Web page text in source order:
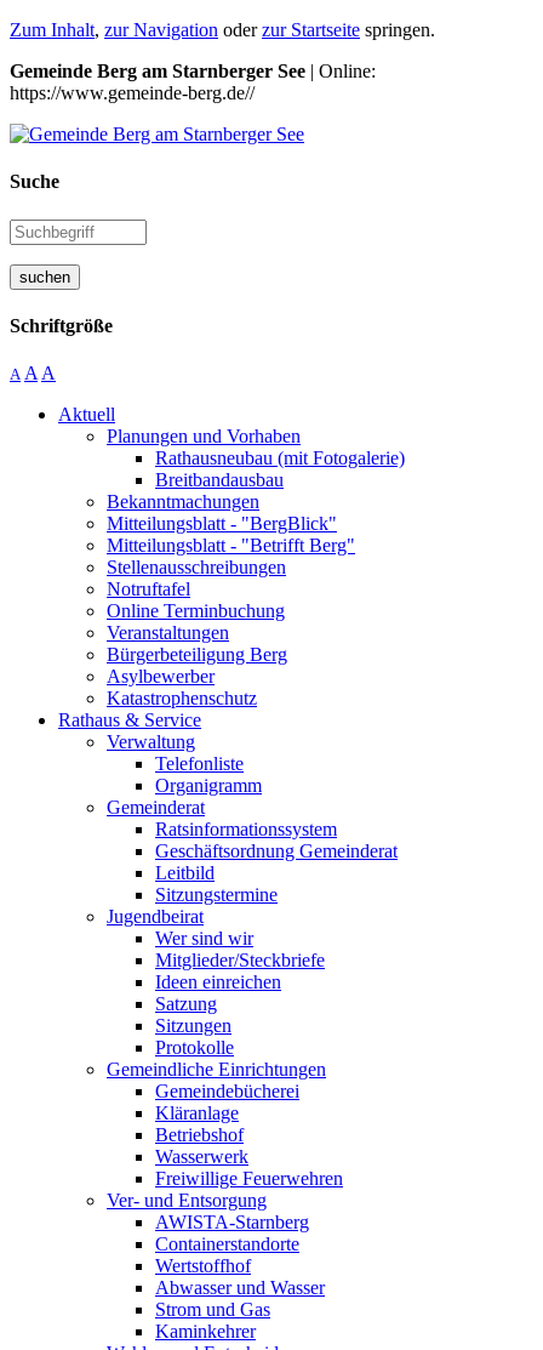
Zum Inhalt, zur Navigation oderzur Startseite springen.
Gemeinde Berg am Starnberger See | Online:
https://www.gemeinde-berg.de//
Suche
suchen
Schriftgröße
A A A
Aktuell
Planungen und Vorhaben
Rathausneubau (mit Fotogalerie)
Breitbandausbau
Bekanntmachungen
Mitteilungsblatt - "BergBlick"
Mitteilungsblatt - "Betrifft Berg"
Stellenausschreibungen
Notruftafel
Online Terminbuchung
Veranstaltungen
Bürgerbeteiligung Berg
Asylbewerber
Katastrophenschutz
Rathaus & Service
Verwaltung
Telefonliste
Organigramm
Gemeinderat
Ratsinformationssystem
Geschäftsordnung Gemeinderat
Leitbild
Sitzungstermine
Jugendbeirat
Wer sind wir
Mitglieder/Steckbriefe
Ideen einreichen
Satzung
Sitzungen
Protokolle
Gemeindliche Einrichtungen
Gemeindebücherei
Kläranlage
Betriebshof
Wasserwerk
Freiwillige Feuerwehren
Ver- und Entsorgung
AWISTA-Starnberg
Containerstandorte
Wertstoffhof
Abwasser und Wasser
Strom und Gas
Kaminkehrer